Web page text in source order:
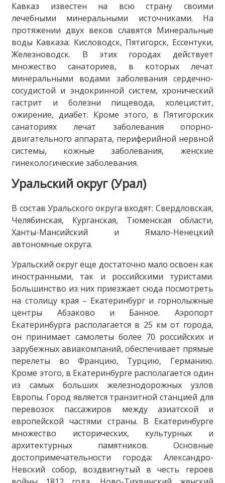
Кавказ известен на всю страну своими
лечебными минеральными источниками. На
протяжении двух веков славятся Минеральные
воды Кавказа: Кисловодск, Пятигорск, Ессентуки,
Железноводск. В этих городах действует
множество санаториев, в которых лечат
минеральными водами заболевания сердечно-
сосудистой и эндокринной систем, хронический
гастрит и болезни пищевода, холецистит,
ожирение, диабет. Кроме этого, в Пятигорских
санаториях лечат заболевания опорно-
двигательного аппарата, периферийной нервной
системы, кожные заболевания, женские
гинекологические заболевания.
Уральский округ (Урал)
В состав Уральского округа входят: Свердловская,
Челябинская, Курганская, Тюменская области,
Ханты-Мансийский и Ямало-Ненецкий
автономные округа.
Уральский округ еще достаточно мало освоен как
иностранными, так и российскими туристами.
Большинство из них приезжает сюда посмотреть
на столицу края – Екатеринбург и горнолыжные
центры Абзаково и Банное. Аэропорт
Екатеринбурга располагается в 25 км от города,
он принимает самолеты более 70 российских и
зарубежных авиакомпаний, обеспечивает прямые
перелеты во Францию, Турцию, Германию.
Кроме этого, в Екатеринбурге располагается один
из самых больших железнодорожных узлов
Европы. Город является транзитной станцией для
перевозок пассажиров между азиатской и
европейской частями страны. В Екатеринбурге
множество исторических, культурных и
архитектурных памятников. Основные
достопримечательности города: Александро-
Невский собор, воздвигнутый в честь героев